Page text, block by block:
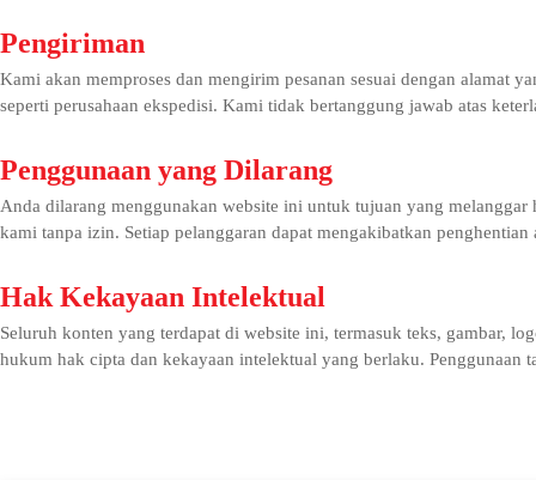
Pengiriman
Kami akan memproses dan mengirim pesanan sesuai dengan alamat
seperti perusahaan ekspedisi. Kami tidak bertanggung jawab atas
Penggunaan yang Dilarang
Anda dilarang menggunakan website ini untuk tujuan yang
kami tanpa izin. Setiap pelanggaran dapat mengakibatkan penghentian
Hak Kekayaan Intelektual
Seluruh konten yang terdapat di website ini, termasuk teks, gambar,
hukum hak cipta dan kekayaan intelektual yang berlaku. Penggunaan